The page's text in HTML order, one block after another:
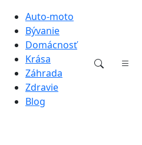
Auto-moto
Bývanie
Domácnosť
Krása
Záhrada
Zdravie
Blog